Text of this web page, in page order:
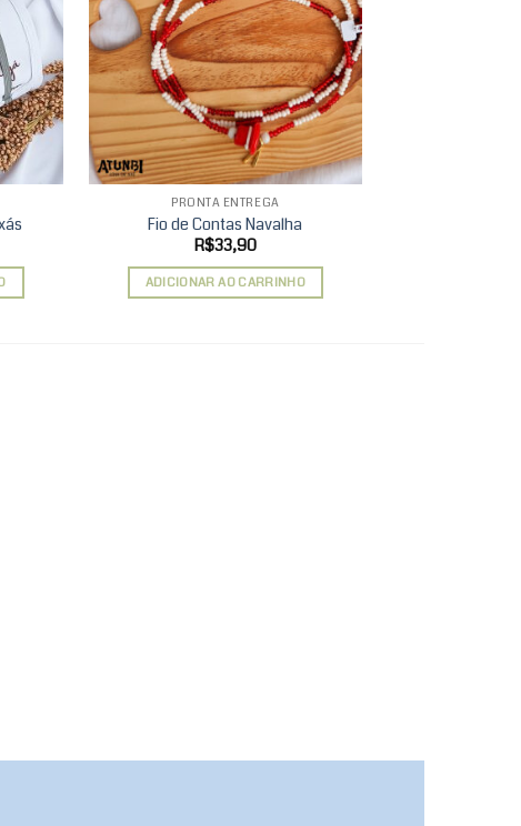
Add to
wishlist
Add to
wishlist
PRONTA ENTREGA
Fio de Contas Navalha
R$33,90
ADICIONAR AO CARRINHO